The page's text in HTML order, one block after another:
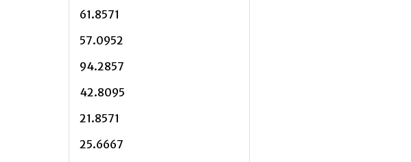
61.8571
57.0952
94.2857
42.8095
21.8571
25.6667